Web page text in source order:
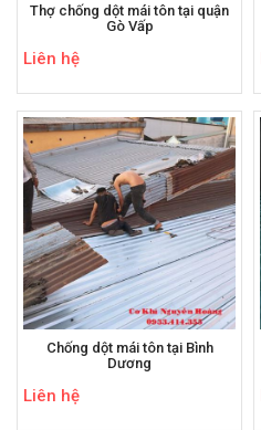
Thợ chống dột mái tôn tại quận
Gò Vấp
Liên hệ
Chống dột mái tôn tại Bình
Dương
Liên hệ